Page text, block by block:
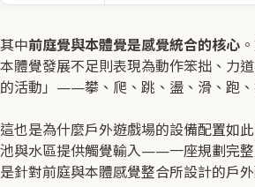
其中前庭覺與本體覺是感覺統合的核心
本體覺發展不足則表現為動作笨拙、力
的活動」——攀、爬、跳、盪、滑、跑、
這也是為什麼戶外遊戲場的設備配置如
池與水區提供觸覺輸入——一座規劃完
是針對前庭與本體感覺整合所設計的戶